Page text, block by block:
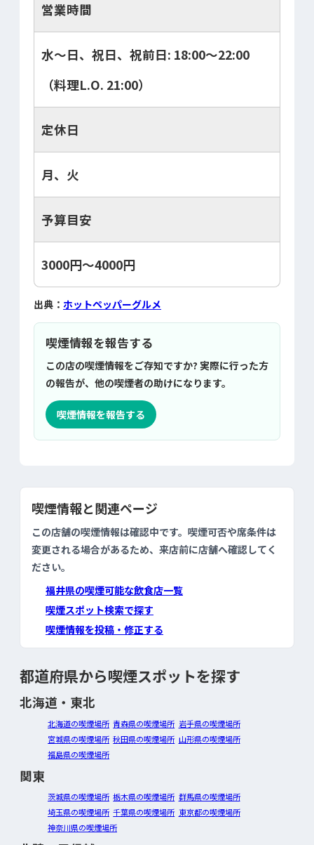
営業時間
水～日、祝日、祝前日: 18:00～22:00
（料理L.O. 21:00）
定休日
月、火
予算目安
3000円～4000円
出典： ホットペッパーグルメ
喫煙情報を報告する
この店の喫煙情報をご存知ですか? 実際に行った方
の報告が、他の喫煙者の助けになります。
喫煙情報を報告する
喫煙情報と関連ページ
この店舗の喫煙情報は確認中です。喫煙可否や席条件は
変更される場合があるため、来店前に店舗へ確認してく
ださい。
福井県の喫煙可能な飲食店一覧
喫煙スポット検索で探す
喫煙情報を投稿・修正する
都道府県から喫煙スポットを探す
北海道・東北
北海道の喫煙場所 青森県の喫煙場所 岩手県の喫煙場所
宮城県の喫煙場所 秋田県の喫煙場所 山形県の喫煙場所
福島県の喫煙場所
関東
茨城県の喫煙場所 栃木県の喫煙場所 群馬県の喫煙場所
埼玉県の喫煙場所 千葉県の喫煙場所 東京都の喫煙場所
神奈川県の喫煙場所